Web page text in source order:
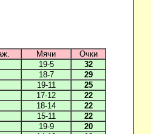
Мячи
Очки
19-5
32
18-7
29
19-11
25
17-12
22
18-14
22
15-11
22
19-9
20